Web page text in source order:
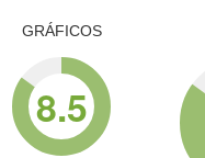
GRÁFICOS
8.5